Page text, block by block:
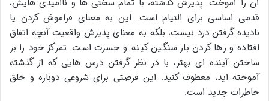
آن را آموخت. پذیرش گذشته، با تمام سختی ها و ناامیدی هایش،
قدمی اساسی برای التیام است. این به معنای فراموش کردن یا
نادیده گرفتن درد نیست، بلکه به معنای پذیرش واقعیت آنچه اتفاق
افتاده و رها کردن بار سنگین کینه و حسرت است. تمرکز خود را بر
ساختن آینده ای بهتر، با در نظر گرفتن درس هایی که از گذشته
آموخته اید، معطوف کنید. این فرصتی برای شروعی دوباره و خلق
خاطرات جدید است.